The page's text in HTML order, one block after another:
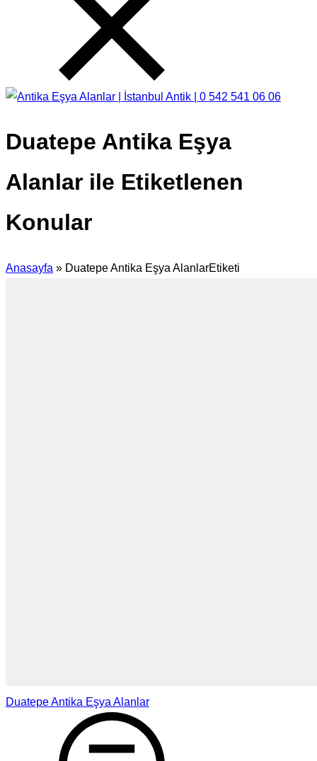
Duatepe Antika Eşya
Alanlar ile Etiketlenen
Konular
Anasayfa » Duatepe Antika Eşya AlanlarEtiketi
Duatepe Antika Eşya Alanlar